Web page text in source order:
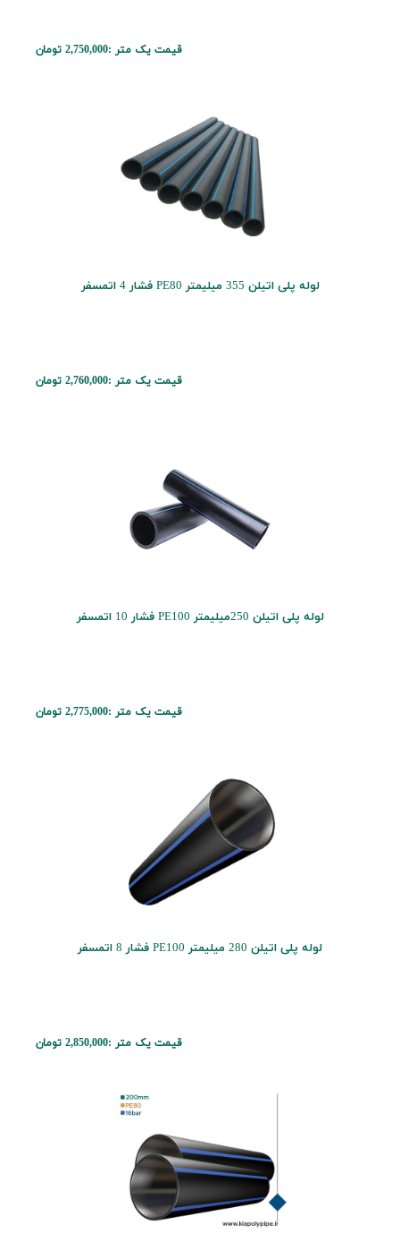
قیمت یک متر :2,750,000 تومان
لوله پلی اتیلن 355 میلیمتر PE80 فشار 4 اتمسفر
قیمت یک متر :2,760,000 تومان
لوله پلی اتیلن 250میلیمتر PE100 فشار 10 اتمسفر
قیمت یک متر :2,775,000 تومان
لوله پلی اتیلن 280 میلیمتر PE100 فشار 8 اتمسفر
قیمت یک متر :2,850,000 تومان